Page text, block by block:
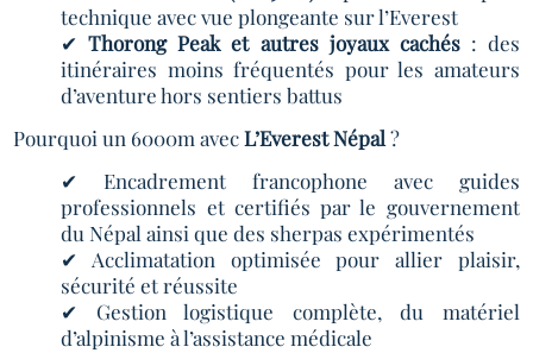
technique avec vue plongeante sur l’Everest
✔Thorong Peak et autres joyaux cachés: des
itinéraires moins fréquentés pour les amateurs
d’aventure hors sentiers battus
Pourquoi un 6000m avecL’Everest Népal?
✔ Encadrement francophone avec guides
professionnels et certifiés par le gouvernement
du Népal ainsi que des sherpas expérimentés
✔ Acclimatation optimisée pour allier plaisir,
sécurité et réussite
✔ Gestion logistique complète, du matériel
d’alpinisme à l’assistance médicale